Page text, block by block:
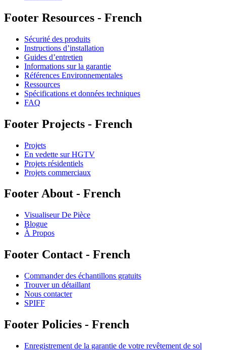
Footer Resources - French
Sécurité des produits
Instructions d’installation
Guides d’entretien
Informations sur la garantie
Références Environnementales
Ressources
Spécifications et données techniques
FAQ
Footer Projects - French
Projets
En vedette sur HGTV
Projets résidentiels
Projets commerciaux
Footer About - French
Visualiseur De Pièce
Blogue
À Propos
Footer Contact - French
Commander des échantillons gratuits
Trouver un détaillant
Nous contacter
SPIFF
Footer Policies - French
Enregistrement de la garantie de votre revêtement de sol